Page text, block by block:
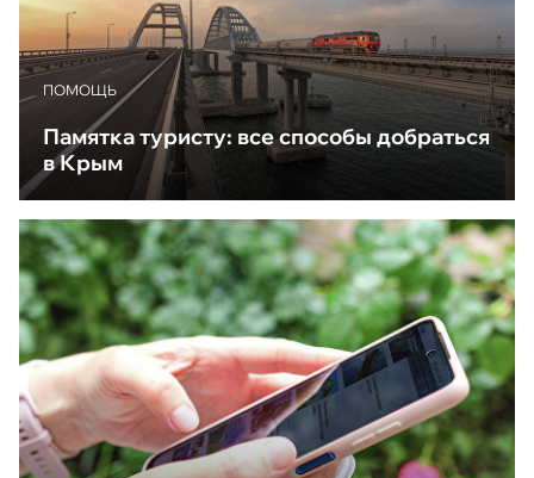
ПОМОЩЬ
Памятка туристу: все способы добраться
в Крым